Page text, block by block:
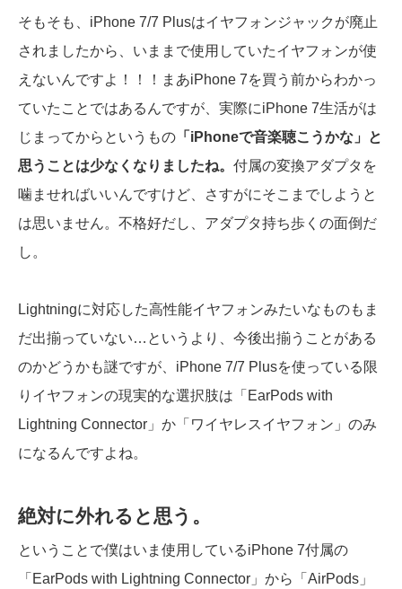
そもそも、iPhone 7/7 Plusはイヤフォンジャックが廃止
されましたから、いままで使用していたイヤフォンが使
えないんですよ！！！まあiPhone 7を買う前からわかっ
ていたことではあるんですが、実際にiPhone 7生活がは
じまってからというもの 「iPhoneで音楽聴こうかな」と
思うことは少なくなりましたね。 付属の変換アダプタを
噛ませればいいんですけど、さすがにそこまでしようと
は思いません。不格好だし、アダプタ持ち歩くの面倒だ
し。
Lightningに対応した高性能イヤフォンみたいなものもま
だ出揃っていない…というより、今後出揃うことがある
のかどうかも謎ですが、iPhone 7/7 Plusを使っている限
りイヤフォンの現実的な選択肢は「EarPods with
Lightning Connector」か「ワイヤレスイヤフォン」のみ
になるんですよね。
絶対に外れると思う。
ということで僕はいま使用しているiPhone 7付属の
「EarPods with Lightning Connector」から「AirPods」